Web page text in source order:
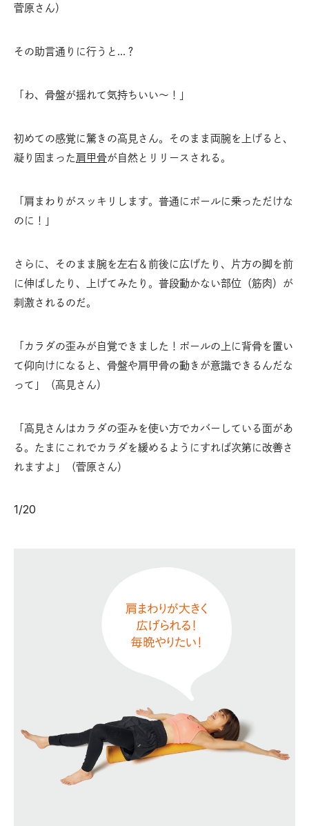
菅原さん）
その助言通りに行うと…？
「わ、骨盤が揺れて気持ちいい～！」
初めての感覚に驚きの高見さん。そのまま両腕を上げると、
凝り固まった肩甲骨が自然とリリースされる。
「肩まわりがスッキリします。普通にポールに乗っただけな
のに！」
さらに、そのまま腕を左右＆前後に広げたり、片方の脚を前
に伸ばしたり、上げてみたり。普段動かない部位（筋肉）が
刺激されるのだ。
「カラダの歪みが自覚できました！ポールの上に背骨を置い
て仰向けになると、骨盤や肩甲骨の動きが意識できるんだな
って」（高見さん）
「高見さんはカラダの歪みを使い方でカバーしている面があ
る。たまにこれでカラダを緩めるようにすれば次第に改善さ
れますよ」（菅原さん）
1/20